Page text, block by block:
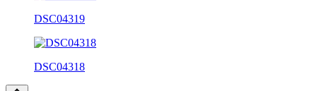
DSC04319
DSC04318